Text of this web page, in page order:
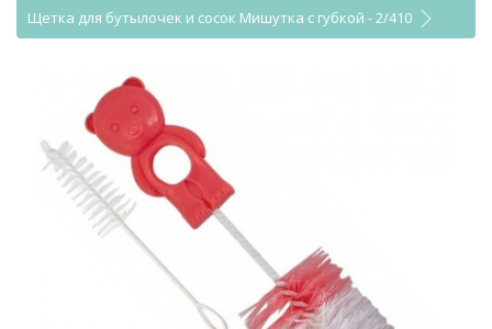
Щетка для бутылочек и сосок Мишутка с губкой - 2/410